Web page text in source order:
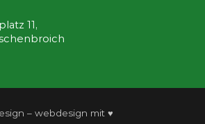
11,
– webdesign mit ♥